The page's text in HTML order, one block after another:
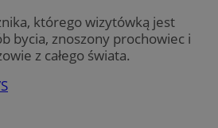
którego wizytówką jest
bycia, znoszony prochowiec i
z całego świata.